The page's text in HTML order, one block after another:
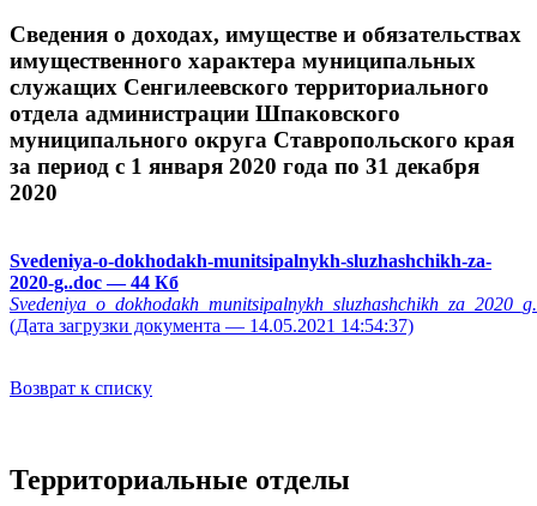
Сведения о доходах, имуществе и обязательствах
имущественного характера муниципальных
служащих Сенгилеевского территориального
отдела администрации Шпаковского
муниципального округа Ставропольского края
за период с 1 января 2020 года по 31 декабря
2020
Svedeniya-o-dokhodakh-munitsipalnykh-sluzhashchikh-za-
2020-g..doc— 44 Кб
(Дата загрузки документа — 14.05.2021 14:54:37)
Возврат к списку
Территориальные отделы